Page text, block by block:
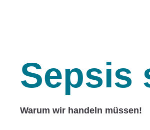
Sepsis
Warum wir handeln müssen!